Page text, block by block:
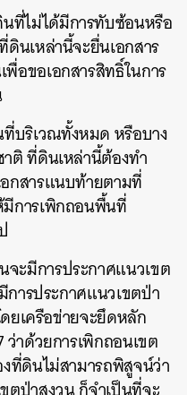
ที่ไม่ได้มีการทับซ้อนหรือ
นเหล่านี้จะยื่นเอกสาร
อขอเอกสารสิทธิ์ในการ
บริเวณทั้งหมด หรือบาง
ติ ที่ดินเหล่านี้ต้องทำ
กสารแนบท้ายตามที่
การเพิกถอนพื้นที่
ะมีการประกาศแนวเขต
ารประกาศแนวเขตป่า
ยเครือข่ายจะยึดหลัก
าด้วยการเพิกถอนเขต
ที่ดินไม่สามารถพิสูจน์ว่า